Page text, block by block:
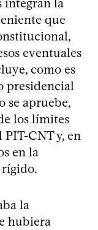
integran la
que
eventuales
como es
presidencial
se apruebe,
los límites
CNT y, en
en la
la
hubiera